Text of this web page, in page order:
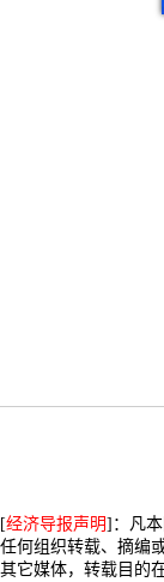
[经济导报声明]：凡
任何组织转载、摘编
其它媒体，转载目的